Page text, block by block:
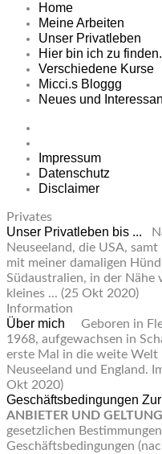
Home
Meine Arbeiten
Unser Privatleben
Hier bin ich zu
Verschiedene Kurse
Micci.s Bloggg
Neues und
Impressum
Datenschutz
Disclaimer
Privates
Unser Privatleben bis ...
Neuseeland, die USA,
mit meiner damaligen
Südaustralien, in der Nähe
kleines ... (25 Okt 2020)
Information
Über mich
Geboren in
1968, aufgewachsen in
erste Mal in die weite Welt
Neuseeland und England.
Okt 2020)
Geschäftsbedingungen
ANBIETER UND
gesetzlichen
Geschäftsbedingungen